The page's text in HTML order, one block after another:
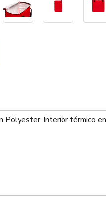
Polyester. Interior térmico en